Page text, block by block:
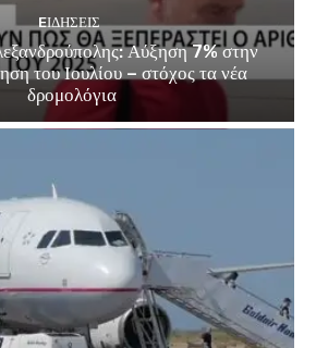
EΙΔΗΣΕΙΣ
Αύξηση 7% στην
του Ιουλίου – στόχος τα νέα
δρομολόγια